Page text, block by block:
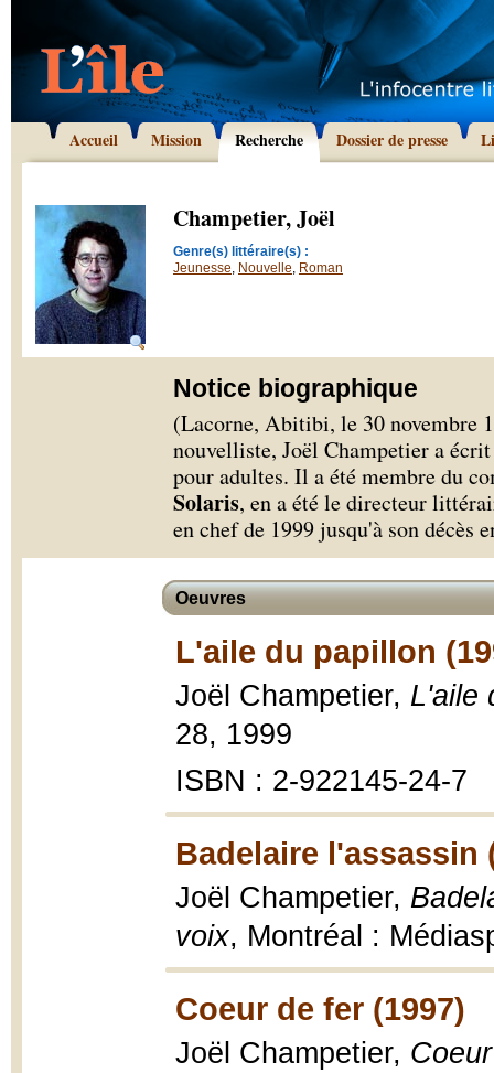
Accueil Mission Recherche Dossier de presse
Champetier, Joël
Genre(s) littéraire(s) :
Jeunesse, Nouvelle, Roman
Notice biographique
(Lacorne, Abitibi, le 30 novembre
nouvelliste, Joël Champetier a
pour adultes. Il a été membre du
Solaris, en a été le directeur
en chef de 1999 jusqu'à son décès
Oeuvres
L'aile du papillon
Joël Champetier, L'aile
28, 1999
ISBN : 2-922145-24-7
Badelaire l'assassin
Joël Champetier,
voix, Montréal :
Coeur de fer (1997)
Joël Champetier,